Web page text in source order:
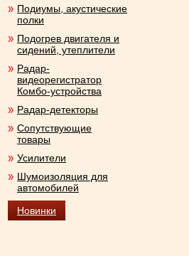
Подиумы, акустические
полки
Подогрев двигателя и
сидений, утеплители
Радар-
видеорегистратор
Комбо-устройства
Радар-детекторы
Сопутствующие
товары
Усилители
Шумоизоляция для
автомобилей
Новинки